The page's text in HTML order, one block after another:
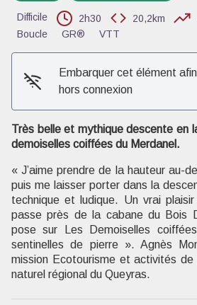
Difficile 2h30 20,2km
Boucle
GR® VTT
Embarquer cet élément
hors connexion
Très belle et mythique descente en
demoiselles coiffées du Merdanel.
« J’aime prendre de la hauteur au-
puis me laisser porter dans la
technique et ludique. Un vrai
passe près de la cabane du Bois
pose sur Les Demoiselles
sentinelles de pierre ». Agnès
mission Ecotourisme et activités
naturel régional du Queyras.